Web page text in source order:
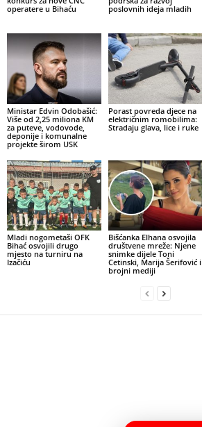
operatere u Bihaću
poslovnih ideja mladih
Ministar Edvin Odobašić:
Više od 2,25 miliona KM
za puteve, vodovode,
deponije i komunalne
projekte širom USK
Porast povreda djece na
električnim romobilima:
Stradaju glava, lice i ruke
Mladi nogometaši OFK
Bihać osvojili drugo
mjesto na turniru na
Izačiću
Bišćanka Elhana osvojila
društvene mreže: Njene
snimke dijele Toni
Cetinski, Marija Šerifović i
brojni mediji